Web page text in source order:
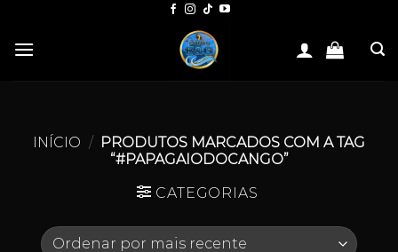
content
INÍCIO / PRODUTOS MARCADOS COM A TAG
“#PAPAGAIODOCANGO”
CATEGORIAS